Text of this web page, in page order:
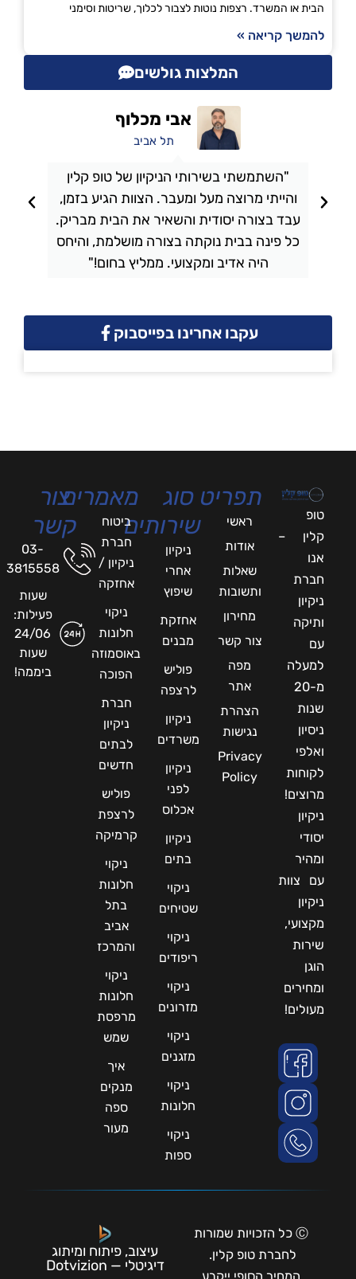
הבית או המשרד. רצפות נוטות לצבור לכלוך, שריטות וסימני
להמשך קריאה »
המלצות גולשים
"השתמשתי בשירותי הניקיון של טופ קלין
והייתי מרוצה מעל ומעבר. הצוות הגיע בזמן,
עבד בצורה יסודית והשאיר את הבית מבריק.
כל פינה בבית נוקתה בצורה מושלמת, והיחס
היה אדיב ומקצועי. ממליץ בחום!"
אבי מכלוף
תל אביב
עקבו אחרינו בפייסבוק
טופ
קלין –
אנו
חברת
ניקיון
ותיקה
עם
למעלה
מ-20
שנות
ניסיון
ואלפי
לקוחות
מרוצים!
ניקיון
יסודי
ומהיר
עם צוות
ניקיון
מקצועי,
שירות
הוגן
ומחירים
מעולים!
תפריט
ראשי
אודות
שאלות
ותשובות
מחירון
צור קשר
מפה
אתר
הצהרת
נגישות
Privacy
Policy
סוג
שירותים
ניקיון
אחרי
שיפוץ
אחזקת
מבנים
פוליש
לרצפה
ניקיון
משרדים
ניקיון
לפני
אכלוס
ניקיון
בתים
ניקוי
שטיחים
ניקוי
ריפודים
ניקוי
מזרונים
ניקוי
מזגנים
ניקוי
חלונות
ניקוי
ספות
מאמרים
ביטוח
חברת
ניקיון /
אחזקה
ניקוי
חלונות
באוסמוזה
הפוכה
חברת
ניקיון
לבתים
חדשים
פוליש
לרצפת
קרמיקה
ניקוי
חלונות
בתל
אביב
והמרכז
ניקוי
חלונות
מרפסת
שמש
איך
מנקים
ספה
מעור
צור
קשר
03-
3815558
שעות
פעילות:
24/06
שעות
ביממה!
Ⓒ כל הזכויות שמורות
לחברת טופ קלין.
עיצוב, פיתוח ומיתוג
דיגיטלי — Dotvizion